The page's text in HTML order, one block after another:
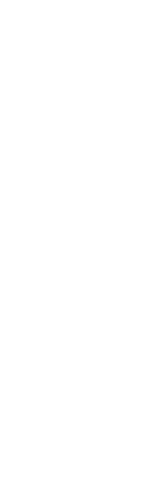
সংখ্যা
নারী।
বেশি।
লক্ষ্যে
সহজাত
হয়।
করে
এই
করছে,
১৬
এবং
হয়।
ছিলেন।